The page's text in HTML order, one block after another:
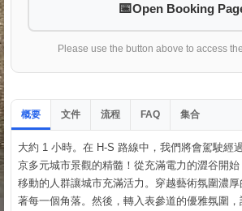
Open Booking
Please use the button above to access
概要 文件 流程 FAQ 集合
大約 1 小時。在 H-S 路線中，我們將會駕駛經
京多元城市景觀的精髓！從充滿電力的澀谷開
移動的人群讓城市充滿活力。穿越藝術氛圍濃
著每一個角落。然後，轉入表參道的優雅氛圍